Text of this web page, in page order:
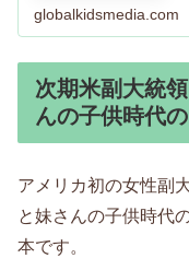
が
globalkidsmedia.com
次期米副大統
んの子供時代
アメリカ初の女性副
と妹さんの子供時代
本です。